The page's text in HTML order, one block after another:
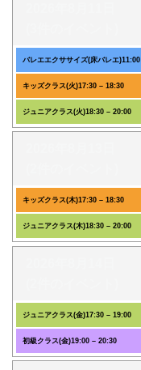
バレエエクササイズ(床バレエ)11:00
キッズクラス(火)17:30 – 18:30
ジュニアクラス(火)18:30 – 20:00
キッズクラス(木)17:30 – 18:30
ジュニアクラス(木)18:30 – 20:00
ジュニアクラス(金)17:30 – 19:00
初級クラス(金)19:00 – 20:30